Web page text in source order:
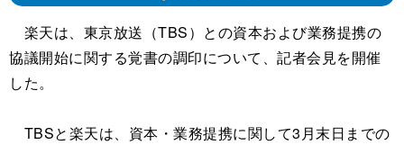
楽天は、東京放送（TBS）との資本および業務提携の
協議開始に関する覚書の調印について、記者会見を開催
した。
TBSと楽天は、資本・業務提携に関して3月末日までの